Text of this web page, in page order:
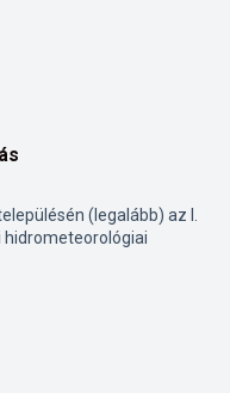
(legalább) az I.